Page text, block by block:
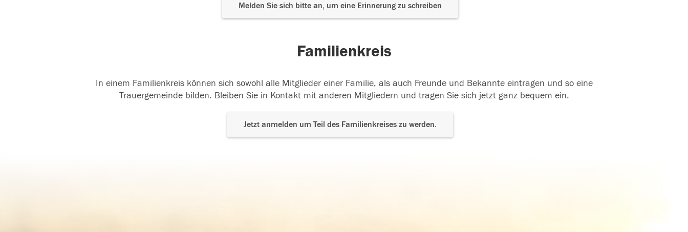
Melden Sie sich bitte an, um eine Erinnerung zu schreiben
Familienkreis
In einem Familienkreis können sich sowohl alle Mitglieder einer Familie, als auch Freunde und Bekannte eintragen und so eine
Trauergemeinde bilden. Bleiben Sie in Kontakt mit anderen Mitgliedern und tragen Sie sich jetzt ganz bequem ein.
Jetzt anmelden um Teil des Familienkreises zu werden.